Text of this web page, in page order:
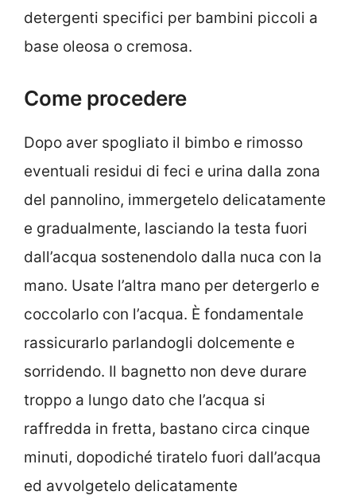
detergenti specifici per bambini piccoli a
base oleosa o cremosa.
Come procedere
Dopo aver spogliato il bimbo e rimosso
eventuali residui di feci e urina dalla zona
del pannolino, immergetelo delicatamente
e gradualmente, lasciando la testa fuori
dall’acqua sostenendolo dalla nuca con la
mano. Usate l’altra mano per detergerlo e
coccolarlo con l’acqua. È fondamentale
rassicurarlo parlandogli dolcemente e
sorridendo. Il bagnetto non deve durare
troppo a lungo dato che l’acqua si
raffredda in fretta, bastano circa cinque
minuti, dopodiché tiratelo fuori dall’acqua
ed avvolgetelo delicatamente